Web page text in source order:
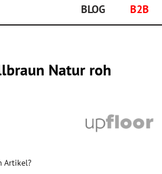
BLOG B2B
Natur roh
Artikel?